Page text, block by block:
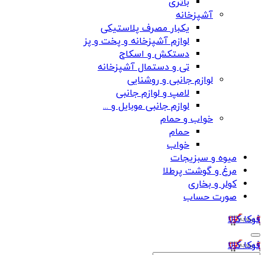
آشپزخانه
یکبار مصرف پلاستیکی
لوازم آشپزخانه و پخت و پز
دستکش و اسکاج
تی و دستمال آشپزخانه
لوازم جانبی و روشنایی
لامپ و لوازم جانبی
لوازم جانبی موبایل و ...
خواب و حمام
حمام
خواب
میوه و سبزیجات
مرغ و گوشت پرطلا
کولر و بخاری
صورت حساب
فوکا کالا
فوکا کالا